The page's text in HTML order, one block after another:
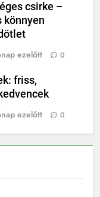
csirke –
könnyen
ezelőtt 0
friss,
ezelőtt 0